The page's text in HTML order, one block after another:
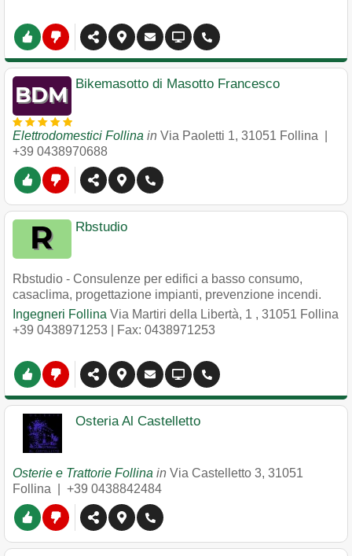
Bikemasotto di Masotto Francesco
Elettrodomestici Follina in Via Paoletti 1, 31051 Follina
+39 0438970688
Rbstudio
Rbstudio - Consulenze per edifici a basso consumo,
casaclima, progettazione impianti, prevenzione incendi.
Ingegneri Follina Via Martiri della Libertà, 1 , 31051 Follina
+39 0438971253 | Fax: 0438971253
Osteria Al Castelletto
Osterie e Trattorie Follina in Via Castelletto 3, 31051
Follina
+39 0438842484